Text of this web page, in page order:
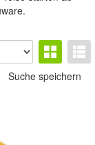
Suche speichern